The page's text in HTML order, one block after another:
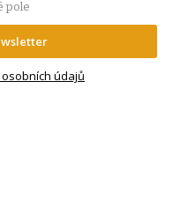
pole
údajů